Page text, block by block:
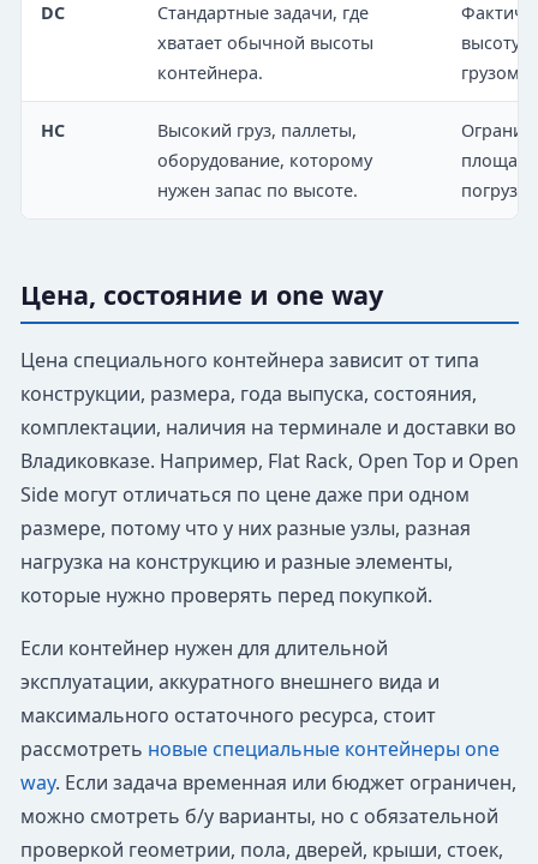
DC
Стандартные задачи, где
хватает обычной высоты
контейнера.
высоту
грузом.
HC
Высокий груз, паллеты,
оборудование, которому
нужен запас по высоте.
Цена, состояние и one way
Цена специального контейнера зависит от типа
конструкции, размера, года выпуска, состояния,
комплектации, наличия на терминале и доставки во
Владиковказе. Например, Flat Rack, Open Top и Open
Side могут отличаться по цене даже при одном
размере, потому что у них разные узлы, разная
нагрузка на конструкцию и разные элементы,
которые нужно проверять перед покупкой.
Если контейнер нужен для длительной
эксплуатации, аккуратного внешнего вида и
максимального остаточного ресурса, стоит
рассмотреть новые специальные контейнеры one
way. Если задача временная или бюджет ограничен,
можно смотреть б/у варианты, но с обязательной
проверкой геометрии, пола, дверей, крыши, стоек,